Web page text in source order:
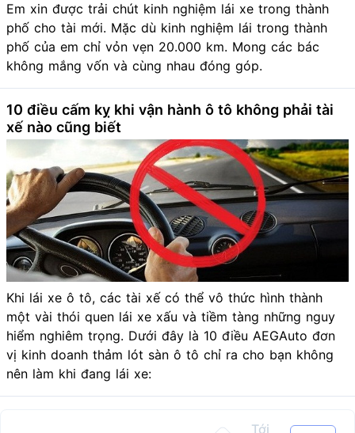
Em xin được trải chút kinh nghiệm lái xe trong thành
phố cho tài mới. Mặc dù kinh nghiệm lái trong thành
phố của em chỉ vỏn vẹn 20.000 km. Mong các bác
không mắng vốn và cùng nhau đóng góp.
10 điều cấm kỵ khi vận hành ô tô không phải tài
xế nào cũng biết
Khi lái xe ô tô, các tài xế có thể vô thức hình thành
một vài thói quen lái xe xấu và tiềm tàng những nguy
hiểm nghiêm trọng. Dưới đây là 10 điều AEGAuto đơn
vị kinh doanh thảm lót sàn ô tô chỉ ra cho bạn không
nên làm khi đang lái xe:
Tới